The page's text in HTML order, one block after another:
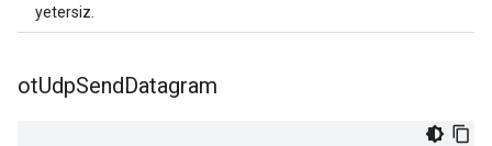
yetersiz.
otUdpSendDatagram